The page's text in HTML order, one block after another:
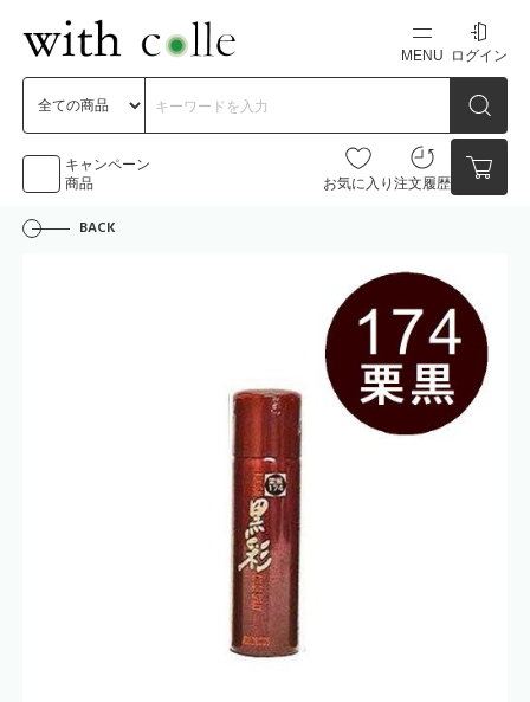
MENU
新規会員登録
ログイン
キャンペーン
商品
お気に入り 注文履歴
BACK